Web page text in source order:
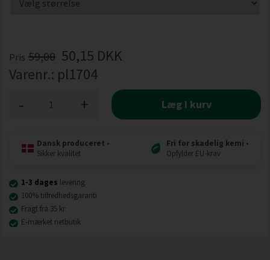
Pris 59,00 50,15 DKK
Varenr.: pl1704
+
- Læg i kurv
Dansk produceret •
Sikker kvalitet
Fri for skadelig kemi •
Opfylder EU-krav
1-3 dages levering
100% tilfredhedsgaranti
Fragt fra 35 kr
E-mærket netbutik